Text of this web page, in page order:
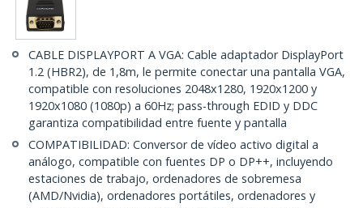
CABLE DISPLAYPORT A VGA: Cable adaptador DisplayPort
1.2 (HBR2), de 1,8m, le permite conectar una pantalla VGA,
compatible con resoluciones 2048x1280, 1920x1200 y
1920x1080 (1080p) a 60Hz; pass-through EDID y DDC
garantiza compatibilidad entre fuente y pantalla
COMPATIBILIDAD: Conversor de vídeo activo digital a
análogo, compatible con fuentes DP o DP++, incluyendo
estaciones de trabajo, ordenadores de sobremesa
(AMD/Nvidia), ordenadores portátiles, ordenadores y